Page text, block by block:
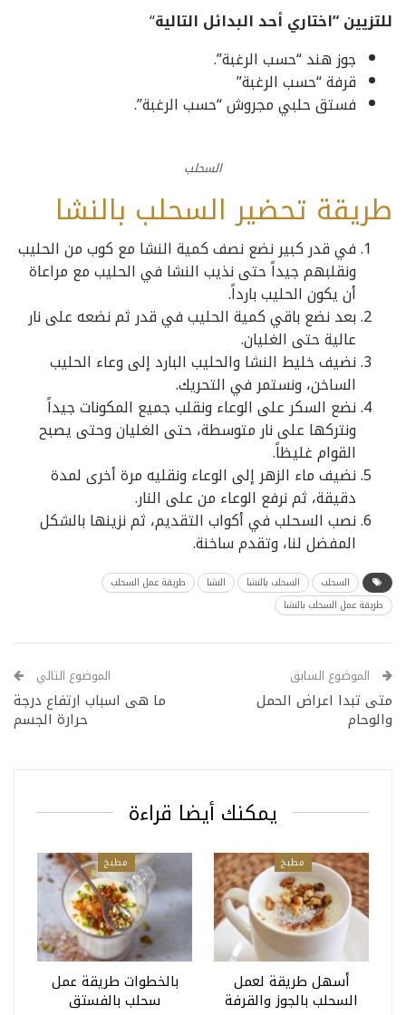
للتزيين “اختاري أحد البدائل التالية“
جوز هند “حسب الرغبة”.
قرفة “حسب الرغبة”
فستق حلبي مجروش “حسب الرغبة”.
السحلب
طريقة تحضير السحلب بالنشا
في قدر كبير نضع نصف كمية النشا مع كوب من الحليب
ونقلبهم جيداً حتى نذيب النشا في الحليب مع مراعاة
أن يكون الحليب بارداً.
بعد نضع باقي كمية الحليب في قدر ثم نضعه على نار
عالية حتى الغليان.
نضيف خليط النشا والحليب البارد إلى وعاء الحليب
الساخن، ونستمر في التحريك.
نضع السكر على الوعاء ونقلب جميع المكونات جيداً
ونتركها على نار متوسطة، حتى الغليان وحتى يصبح
القوام غليظاً.
نضيف ماء الزهر إلى الوعاء ونقليه مرة أخرى لمدة
دقيقة، ثم نرفع الوعاء من على النار.
نصب السحلب في أكواب التقديم، ثم نزينها بالشكل
المفضل لنا، وتقدم ساخنة.
السحلب السحلب بالنشا النشا
طريقة عمل السحلب
طريقة عمل السحلب بالنشا
الموضوع السابق
متى تبدا اعراض الحمل
والوحام
الموضوع التالي
ما هى اسباب ارتفاع درجة
حرارة الجسم
يمكنك أيضا قراءة
مطبخ
أسهل طريقة لعمل
السحلب بالجوز والقرفة
مطبخ
بالخطوات طريقة عمل
سحلب بالفستق